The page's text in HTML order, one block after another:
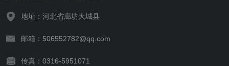
地址：河北省廊坊大城县
邮箱：506552782@qq.com
传真：0316-5951071